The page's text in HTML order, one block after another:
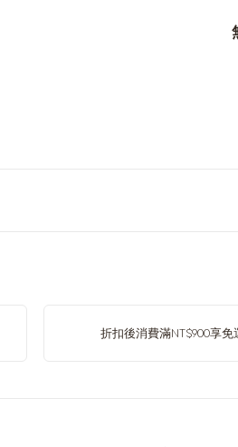
折扣後消費滿NT$900享免